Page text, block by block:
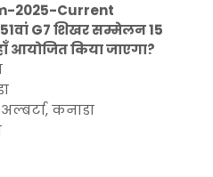
2025-Current
G7 शिखर सम्मेलन 15
आयोजित किया जाएगा?
कनाडा